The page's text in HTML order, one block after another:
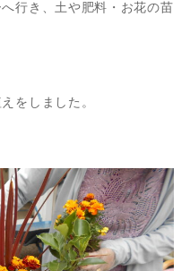
行き、土や肥料・お花の苗
をしました。